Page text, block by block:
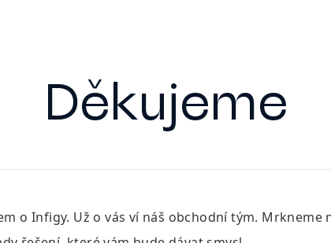
Děkujeme
o Infigy. Už o vás ví náš obchodní tým. Mrkneme